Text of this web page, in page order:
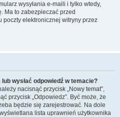
wysyłania e-maili i tylko wtedy,
Ma to zabezpieczać przed
poczty elektronicznej witryny przez
wysłać odpowiedź w temacie?
nacisnąć przycisk „Nowy temat”,
przycisk „Odpowiedz”. Być może, że
będzie się zarejestrować. Na dole
lista uprawnień użytkownika